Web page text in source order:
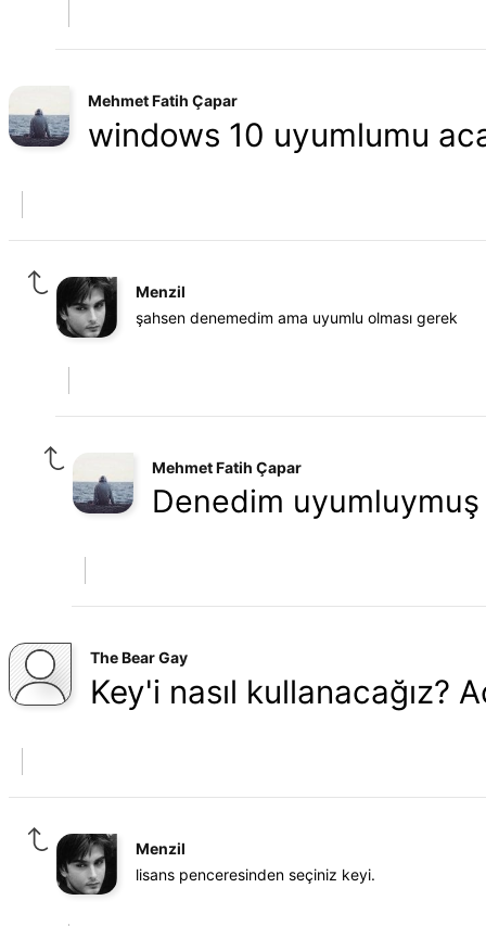
Mehmet Fatih Çapar
windows 10 uyumlumu
Menzil
şahsen denemedim ama uyumlu olması gerek
Mehmet Fatih Çapar
Denedim
The Bear Gay
Key'i nasıl kullanacağız?
Menzil
lisans penceresinden seçiniz keyi.